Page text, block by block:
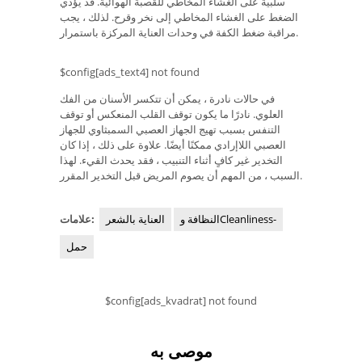
الضغط على الغشاء المخاطي إلى نخر وقرح. لذلك ، يجب
مراقبة ضغط الكفة في وحدات العناية المركزة باستمرار.
$config[ads_text4] not found
في حالات نادرة ، يمكن أن تتكسر الأسنان من الفك
العلوي. نادرًا ما يكون توقف القلب المنعكس أو توقف
التنفس بسبب تهيج الجهاز العصبي السمبثاوي للجهاز
العصبي اللاإرادي ممكنًا أيضًا. علاوة على ذلك ، إذا كان
التخدير غير كافٍ أثناء التنبيب ، فقد يحدث القيء. لهذا
السبب ، من المهم أن يصوم المريض قبل التخدير المقرر.
علامات: العناية بالشعر
النظافة وCleanliness-
حمل
$config[ads_kvadrat] not found
موصى به